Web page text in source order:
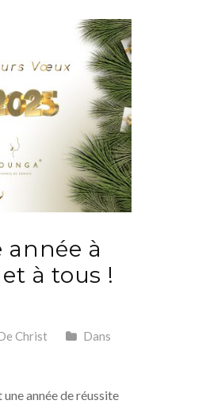
année à
à tous !
Christ
Dans
année de réussite